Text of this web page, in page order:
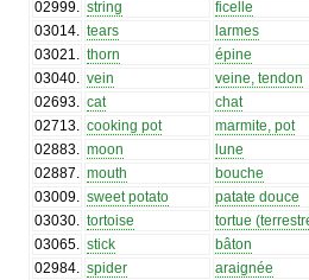
02999
string
ficelle
03014
tears
larmes
03021
thorn
épine
03040
vein
veine, tendon
02693
cat
chat
02713
cooking pot
marmite, pot
02883
moon
lune
02887
mouth
bouche
03009
sweet potato
patate douce
03030
tortoise
tortue
03065
stick
bâton
02984
spider
araignée